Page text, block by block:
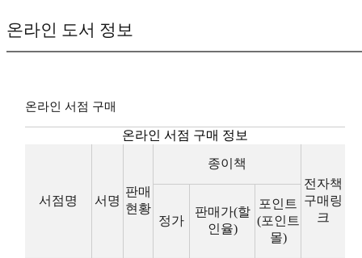
온라인 도서 정보
온라인 서점 구매
온라인 서점 구매 정보
서점명 서명
판매
현황
종이책
전자책
구매링
크
정가
판매가(할
인율)
포인트
(포인트
몰)